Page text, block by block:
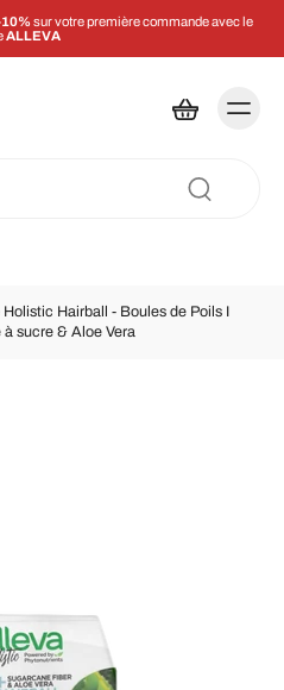
sur votre première commande avec le
ALLEVA
Hairball - Boules de Poils I
sucre & Aloe Vera